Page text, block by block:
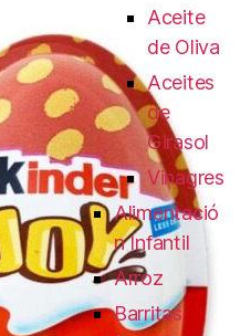
Aceite
de Oliva
Aceites
de
Girasol
Vinagres
Alimentació
n Infantil
Arroz
Barritas